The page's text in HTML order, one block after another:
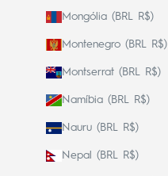
Mongólia (BRL R$)
Montenegro (BRL R$)
Montserrat (BRL R$)
Namíbia (BRL R$)
Nauru (BRL R$)
Nepal (BRL R$)